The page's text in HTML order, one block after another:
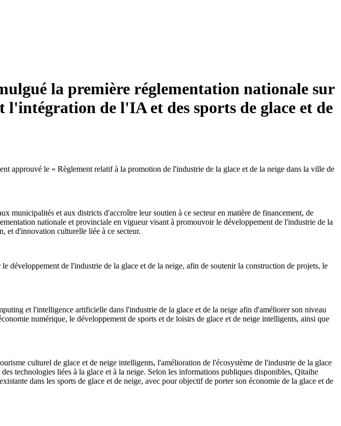
la première réglementation nationale sur
de l'IA et des sports de glace et de
approuvé le « Règlement relatif à la promotion de l'industrie de la glace et de la neige dans la ville de
municipalités et aux districts d'accroître leur soutien à ce secteur en matière de financement, de
nationale et provinciale en vigueur visant à promouvoir le développement de l'industrie de la
et d'innovation culturelle liée à ce secteur.
développement de l'industrie de la glace et de la neige, afin de soutenir la construction de projets, le
et l'intelligence artificielle dans l'industrie de la glace et de la neige afin d'améliorer son niveau
numérique, le développement de sports et de loisirs de glace et de neige intelligents, ainsi que
culturel de glace et de neige intelligents, l'amélioration de l'écosystème de l'industrie de la glace
technologies liées à la glace et à la neige. Selon les informations publiques disponibles, Qitaihe
dans les sports de glace et de neige, avec pour objectif de porter son économie de la glace et de